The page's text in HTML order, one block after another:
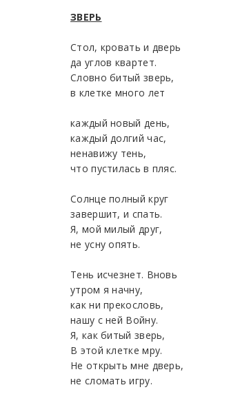
ЗВЕРЬ
Стол, кровать и дверь
да углов квартет.
Словно битый зверь,
в клетке много лет
каждый новый день,
каждый долгий час,
ненавижу тень,
что пустилась в пляс.
Солнце полный круг
завершит, и спать.
Я, мой милый друг,
не усну опять.
Тень исчезнет. Вновь
утром я начну,
как ни прекословь,
нашу с ней Войну.
Я, как битый зверь,
В этой клетке мру.
Не открыть мне дверь,
не сломать игру.